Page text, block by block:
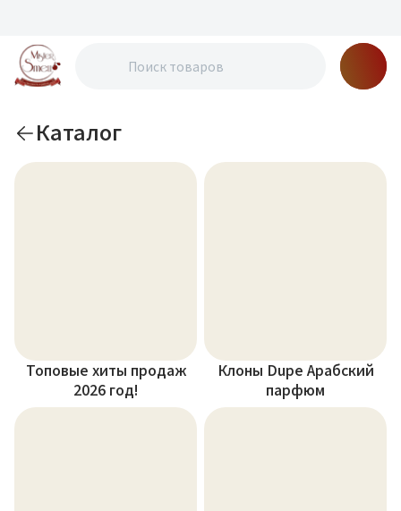
Каталог
Топовые хиты продаж
2026 год!
Клоны Dupe Арабский
парфюм